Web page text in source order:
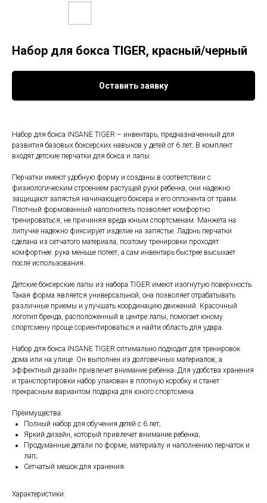
Набор для бокса TIGER, красный/черный
Оставить заявку
Набор для бокса INSANE TIGER – инвентарь, предназначенный для
развития базовых боксерских навыков у детей от 6 лет. В комплект
входят детские перчатки для бокса и лапы.
Перчатки имеют удобную форму и созданы в соответствии с
физиологическим строением растущей руки ребенка, они надежно
защищают запястья начинающего боксера и его оппонента от травм.
Плотный формованный наполнитель позволяет комфортно
тренироваться, не причиняя вреда юным спортсменам. Манжета на
липучке надежно фиксирует изделие на запястье. Ладонь перчатки
сделана из сетчатого материала, поэтому тренировки проходят
комфортнее: рука меньше потеет, а сам инвентарь быстрее высыхает
после использования.
Детские боксерские лапы из набора TIGER имеют изогнутую поверхность.
Такая форма является универсальной, она позволяет отрабатывать
различные приемы и улучшать координацию движений. Красочный
логотип бренда, расположенный в центре лапы, помогает юному
спортсмену проще сориентироваться и найти область для удара.
Набор для бокса INSANE TIGER оптимально подходит для тренировок
дома или на улице. Он выполнен из долговечных материалов, а
эффектный дизайн привлечет внимание ребенка. Для удобства хранения
и транспортировки набор упакован в плотную коробку и станет
прекрасным вариантом подарка для юного спортсмена.
Преимущества:
Полный набор для обучения детей с 6 лет;
Яркий дизайн, который привлечет внимание ребенка;
Продуманные детали по форме, материалу и наполнению перчаток и
лап;
Сетчатый мешок для хранения.
Характеристики: